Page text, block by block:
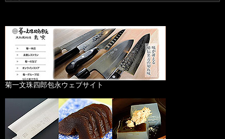
索
菊一文珠四郎包永ウェブサイト